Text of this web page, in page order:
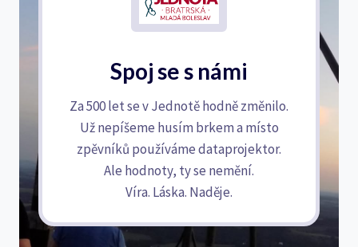
Spoj se s námi
Za 500 let se v Jednotě hodně změnilo.
Už nepíšeme husím brkem a místo
zpěvníků používáme dataprojektor.
Ale hodnoty, ty se nemění.
Víra. Láska. Naděje.